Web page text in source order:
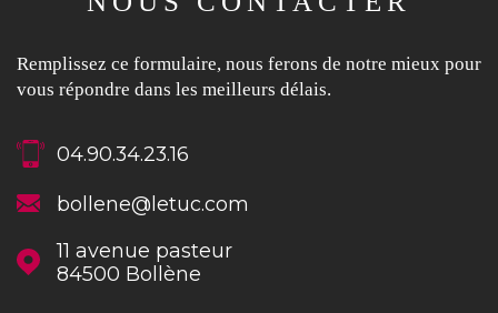
Remplissez ce formulaire, nous ferons de notre mieux pour
vous répondre dans les meilleurs délais.
04.90.34.23.16
bollene@letuc.com
11 avenue pasteur
84500
Bollène